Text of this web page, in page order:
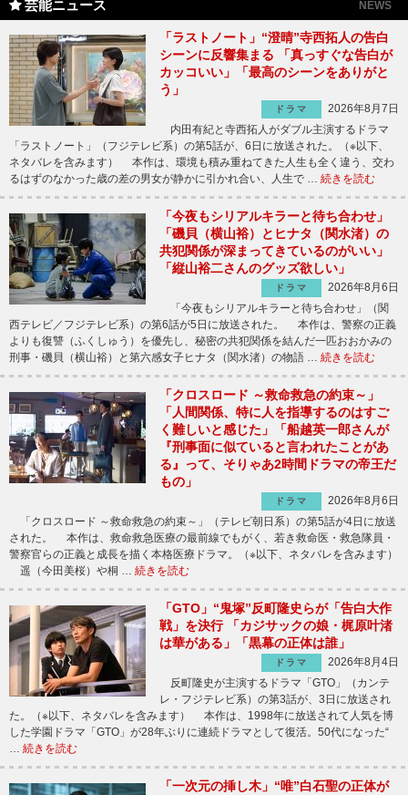
芸能ニュース NEWS
「ラストノート」“澄晴”寺西拓人の告白
シーンに反響集まる 「真っすぐな告白が
カッコいい」「最高のシーンをありがと
う」
ドラマ
2026年8月7日
内田有紀と寺西拓人がダブル主演するドラマ
「ラストノート」（フジテレビ系）の第5話が、6日に放送された。（※以下、
ネタバレを含みます） 本作は、環境も積み重ねてきた人生も全く違う、交わ
るはずのなかった歳の差の男女が静かに引かれ合い、人生で … 続きを読む
「今夜もシリアルキラーと待ち合わせ」
「磯貝（横山裕）とヒナタ（関水渚）の
共犯関係が深まってきているのがいい」
「縦山裕二さんのグッズ欲しい」
ドラマ
2026年8月6日
「今夜もシリアルキラーと待ち合わせ」（関
西テレビ／フジテレビ系）の第6話が5日に放送された。 本作は、警察の正義
よりも復讐（ふくしゅう）を優先し、秘密の共犯関係を結んだ一匹おおかみの
刑事・磯貝（横山裕）と第六感女子ヒナタ（関水渚）の物語 … 続きを読む
「クロスロード ～救命救急の約束～」
「人間関係、特に人を指導するのはすご
く難しいと感じた」「船越英一郎さんが
『刑事面に似ていると言われたことがあ
る』って、そりゃあ2時間ドラマの帝王だ
もの」
ドラマ
2026年8月6日
「クロスロード ～救命救急の約束～」（テレビ朝日系）の第5話が4日に放送
された。 本作は、救命救急医療の最前線でもがく、若き救命医・救急隊員・
警察官らの正義と成長を描く本格医療ドラマ。（※以下、ネタバレを含みます）
遥（今田美桜）や桐 … 続きを読む
「GTO」“鬼塚”反町隆史らが「告白大作
戦」を決行 「カジサックの娘・梶原叶渚
は華がある」「黒幕の正体は誰」
ドラマ
2026年8月4日
反町隆史が主演するドラマ「GTO」（カンテ
レ・フジテレビ系）の第3話が、3日に放送され
た。（※以下、ネタバレを含みます） 本作は、1998年に放送されて人気を博
した学園ドラマ「GTO」が28年ぶりに連続ドラマとして復活。50代になった“
… 続きを読む
「一次元の挿し木」“唯”白石聖の正体が